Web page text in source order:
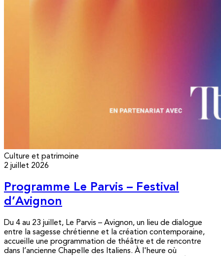
Culture et patrimoine
2 juillet 2026
Programme Le Parvis – Festival
d’Avignon
Du 4 au 23 juillet, Le Parvis – Avignon, un lieu de dialogue
entre la sagesse chrétienne et la création contemporaine,
accueille une programmation de théâtre et de rencontre
dans l’ancienne Chapelle des Italiens. À l'heure où